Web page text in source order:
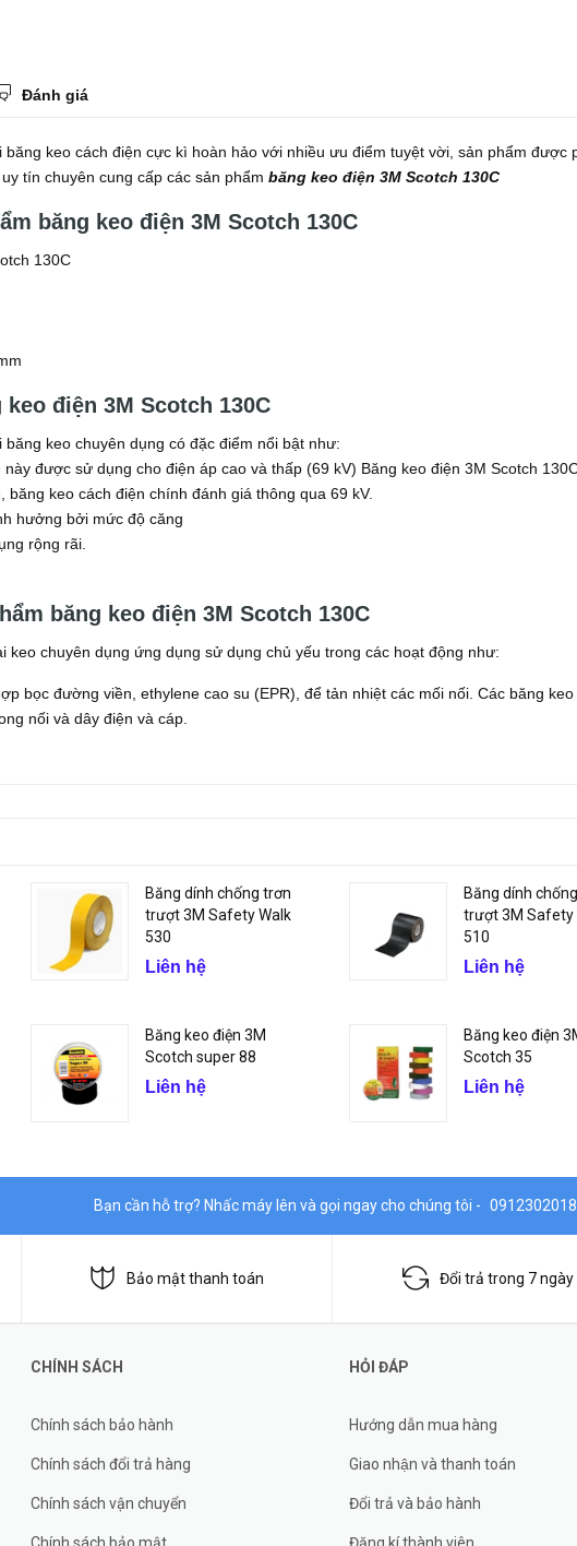
Đánh giá
băng keo cách điện cực kì hoàn hảo với nhiều ưu điểm tuyệt vời, sản phẩm được
tín chuyên cung cấp các sản phẩm băng keo điện 3M Scotch 130C
băng keo điện 3M Scotch 130C
130C
điện 3M Scotch 130C
keo chuyên dụng có đặc điểm nổi bật như:
được sử dụng cho điện áp cao và thấp (69 kV) Băng keo điện 3M Scotch
keo cách điện chính đánh giá thông qua 69 kV.
hưởng bởi mức độ căng
rộng rãi.
băng keo điện 3M Scotch 130C
keo chuyên dụng ứng dụng sử dụng chủ yếu trong các hoạt động như:
bọc đường viền, ethylene cao su (EPR), để tản nhiệt các mối nối. Các băng keo
nối và dây điện và cáp.
Băng dính chống trơn
trượt 3M Safety Walk
530
Liên hệ
Băng dính
trượt 3M Safety
510
Liên hệ
Băng keo điện 3M
Scotch super 88
Liên hệ
Băng keo điện
Scotch 35
Liên hệ
Bạn cần hỗ trợ? Nhấc máy lên và gọi ngay cho chúng tôi - 0912302018
Bảo mật thanh toán Đổi trả trong 7 ngày
CHÍNH SÁCH
Chính sách bảo hành
Chính sách đổi trả hàng
Chính sách vận chuyển
HỎI ĐÁP
Hướng dẫn mua hàng
Giao nhận và thanh toán
Đổi trả và bảo hành